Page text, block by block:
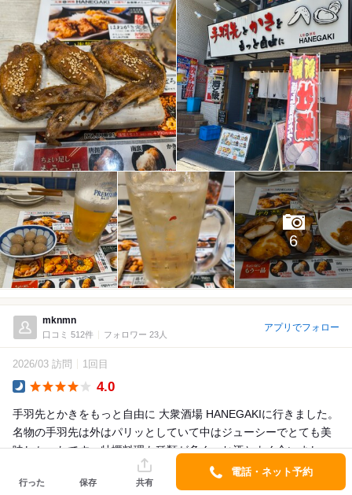
6
mknmn
口コミ 512件 フォロワー 23人
アプリでフォロー
2026/03 訪問 1回目
4.0
手羽先とかきをもっと自由に 大衆酒場 HANEGAKIに行きました。
名物の手羽先は外はパリッとしていて中はジューシーでとても美
味しかったです。牡蠣料理も種類が多く、お酒とよく合いまし
行った 保存 共有
電話・ネット予約